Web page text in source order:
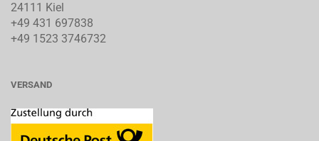
24111 Kiel
+49 431 697838
+49 1523 3746732
VERSAND